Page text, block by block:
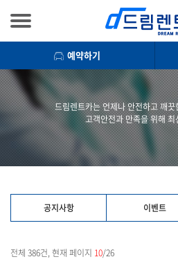
예약하기
드림렌트카는 언제나 안전하고 깨
고객안전과 만족을 위해
공지사항 이벤트
전체 386건, 현재 페이지 10/26